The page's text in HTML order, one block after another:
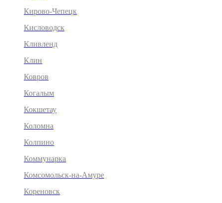
Кирово-Чепецк
Кисловодск
Кливленд
Клин
Ковров
Когалым
Кокшетау
Коломна
Колпино
Коммунарка
Комсомольск-на-Амуре
Кореновск